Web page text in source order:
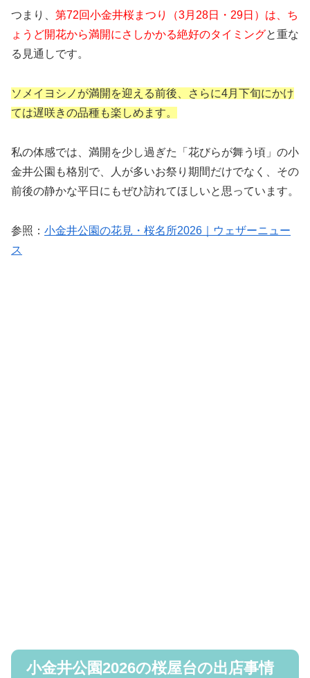
つまり、 第72回小金井桜まつり（3月28日・29日）は、ち
ょうど開花から満開にさしかかる絶好のタイミングと重な
る見通しです。
ソメイヨシノが満開を迎える前後、さらに4月下旬にかけ
ては遅咲きの品種も楽しめます。
私の体感では、満開を少し過ぎた「花びらが舞う頃」の小
金井公園も格別で、人が多いお祭り期間だけでなく、その
前後の静かな平日にもぜひ訪れてほしいと思っています。
参照： 小金井公園の花見・桜名所2026｜ウェザーニュー
ス
小金井公園2026の桜屋台の出店事情